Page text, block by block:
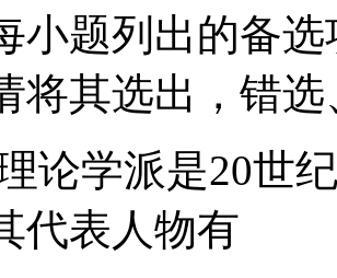
小题列出的备
将其选出，错
论学派是20世
代表人物有